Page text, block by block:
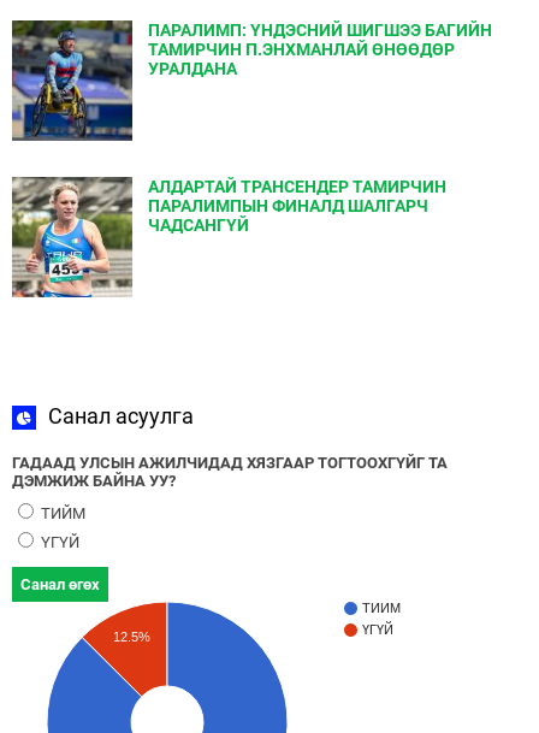
ПАРАЛИМП: ҮНДЭСНИЙ ШИГШЭЭ БАГИЙН
ТАМИРЧИН П.ЭНХМАНЛАЙ ӨНӨӨДӨР
УРАЛДАНА
АЛДАРТАЙ ТРАНСЕНДЕР ТАМИРЧИН
ПАРАЛИМПЫН ФИНАЛД ШАЛГАРЧ
ЧАДСАНГҮЙ
Санал асуулга
ГАДААД УЛСЫН АЖИЛЧИДАД ХЯЗГААР ТОГТООХГҮЙГ ТА
ДЭМЖИЖ БАЙНА УУ?
ТИЙМ
ҮГҮЙ
Санал өгөх
ТИЙМ
ҮГҮЙ
12.5%